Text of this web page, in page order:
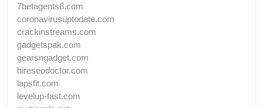
7betagents6.com
coronavirusuptodate.com
crackinstreams.com
gadgetspak.com
gearsngadget.com
hireseodoctor.com
lapsfit.com
levelup-fast.com